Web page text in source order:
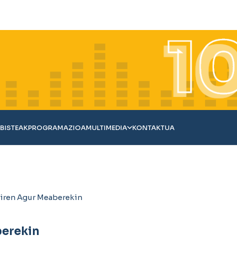
PROGRAMAZIOAMULTIMEDIA KONTAKTUA
Agur Meaberekin